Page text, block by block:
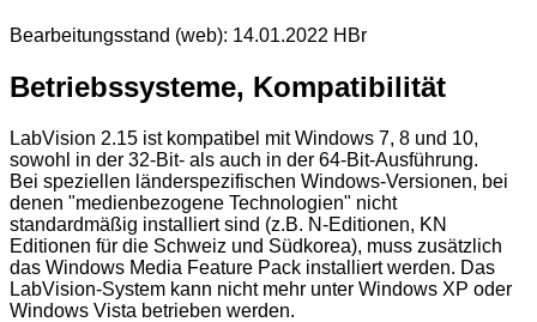
Bearbeitungsstand (web): 14.01.2022 HBr
Betriebssysteme, Kompatibilität
LabVision 2.15 ist kompatibel mit Windows 7, 8 und 10,
sowohl in der 32-Bit- als auch in der 64-Bit-Ausführung.
Bei speziellen länderspezifischen Windows-Versionen, bei
denen "medienbezogene Technologien" nicht
standardmäßig installiert sind (z.B. N-Editionen, KN
Editionen für die Schweiz und Südkorea), muss zusätzlich
das Windows Media Feature Pack installiert werden. Das
LabVision-System kann nicht mehr unter Windows XP oder
Windows Vista betrieben werden.